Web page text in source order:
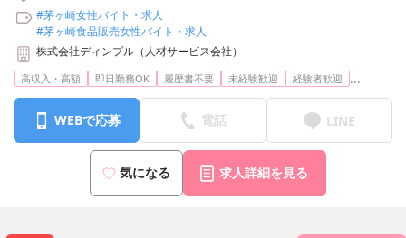
#茅ヶ崎女性バイト・求人
#茅ヶ崎食品販売女性バイト・求人
株式会社ディンプル（人材サービス会社）
高収入・高額 即日勤務OK 履歴書不要 未経験歓迎 経験者歓迎 ...
WEBで応募 電話 LINE
気になる 求人詳細を見る